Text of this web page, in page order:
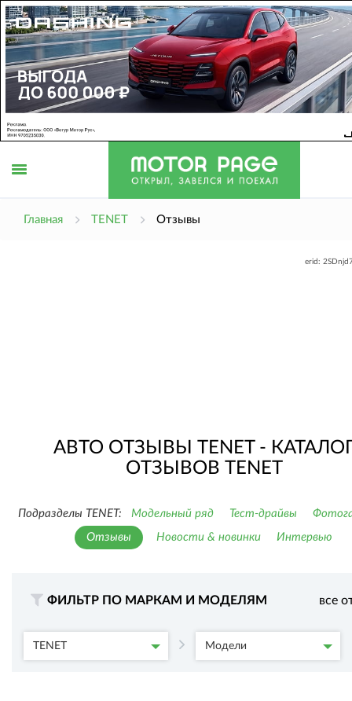
Главная TENET Отзывы
erid:
АВТО ОТЗЫВЫ TENET -
ОТЗЫВОВ TENET
Подразделы TENET: Модельный ряд Тест-драйвы
Отзывы
Новости & новинки Интервью
ФИЛЬТР ПО МАРКАМ И МОДЕЛЯМ все
TENET Модели